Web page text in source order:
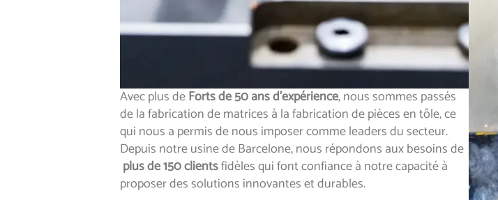
Avec plus deForts de 50 ans d’expérience, nous sommes passés
de la fabrication de matrices à la fabrication de pièces en tôle, ce
qui nous a permis de nous imposer comme leaders du secteur.
Depuis notre usine de Barcelone, nous répondons aux besoins de
plus de 150 clientsfidèles qui font confiance à notre capacité à
proposer des solutions innovantes et durables.